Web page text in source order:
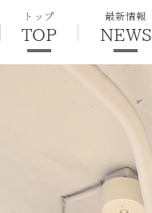
トップ
TOP
最新情報
NEWS